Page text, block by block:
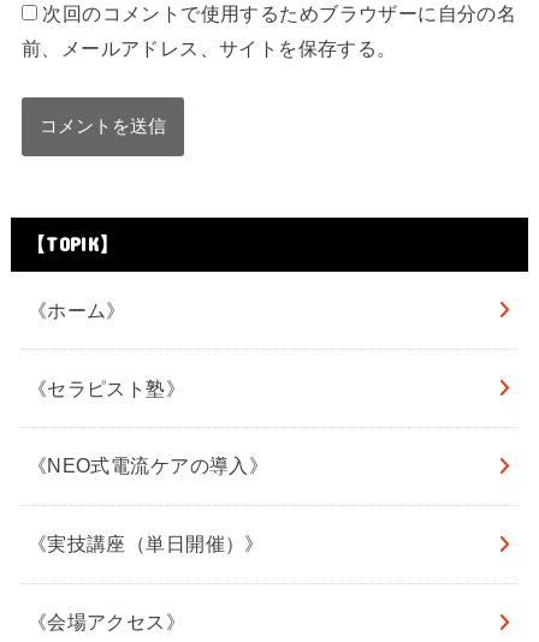
次回のコメントで使用するためブラウザーに自分の名
前、メールアドレス、サイトを保存する。
【TOPIK】
《ホーム》
《セラピスト塾》
《NEO式電流ケアの導入》
《実技講座（単日開催）》
《会場アクセス》